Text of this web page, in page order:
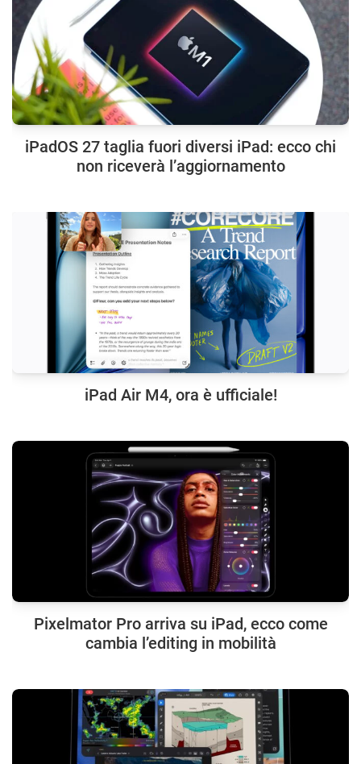
iPadOS 27 taglia fuori diversi iPad: ecco chi
non riceverà l’aggiornamento
iPad Air M4, ora è ufficiale!
Pixelmator Pro arriva su iPad, ecco come
cambia l’editing in mobilità